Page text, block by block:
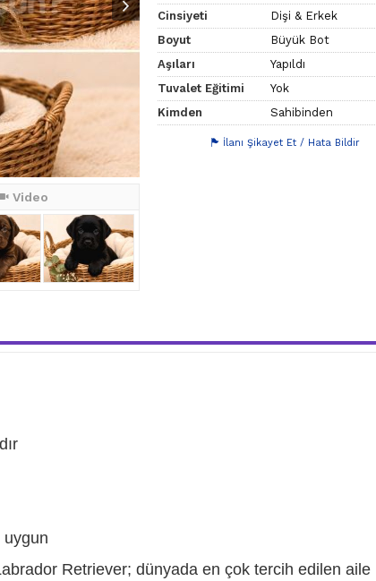
Video
Cinsiyeti
Dişi & Erkek
Boyut
Büyük Bot
Aşıları
Yapıldı
Tuvalet Eğitimi
Yok
Kimden
Sahibinden
İlanı Şikayet Et / Hata Bildir
uygun
Retriever; dünyada en çok tercih edilen aile